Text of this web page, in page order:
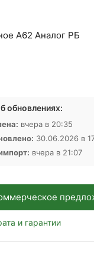
А62 Аналог РБ
обновлениях:
вчера в 20:35
30.06.2026 в
вчера в 21:07
и гарантии